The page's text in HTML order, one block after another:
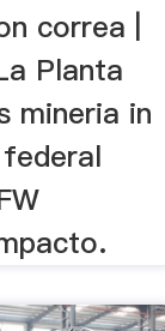
correa |
Planta
mineria in